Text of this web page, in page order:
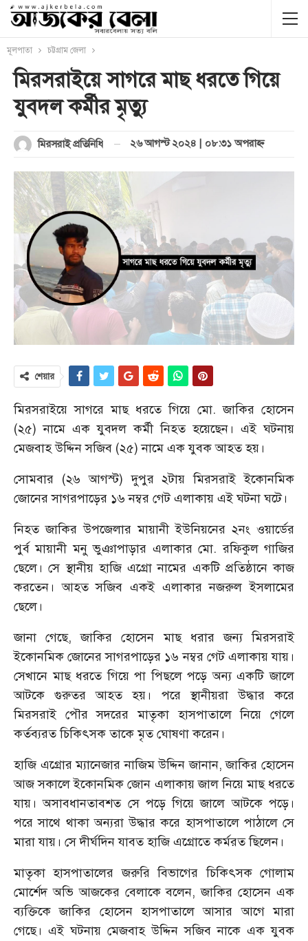
মূলপাতা চট্টগ্রাম জেলা
মিরসরাইয়ে সাগরে মাছ ধরতে গিয়ে
যুবদল কর্মীর মৃত্যু
মিরসরাই প্রতিনিধি ২৬ আগস্ট ২০২৪ | ০৮:৩১ অপরাহ্ণ
শেয়ার
মিরসরাইয়ে সাগরে মাছ ধরতে গিয়ে মো. জাকির হোসেন
(২৫) নামে এক যুবদল কর্মী নিহত হয়েছেন। এই ঘটনায়
মেজবাহ উদ্দিন সজিব (২৫) নামে এক যুবক আহত হয়।
সোমবার (২৬ আগস্ট) দুপুর ২টায় মিরসরাই ইকোনমিক
জোনের সাগরপাড়ের ১৬ নম্বর গেট এলাকায় এই ঘটনা ঘটে।
নিহত জাকির উপজেলার মায়ানী ইউনিয়নের ২নং ওয়ার্ডের
পুর্ব মায়ানী মনু ভুঞাপাড়ার এলাকার মো. রফিকুল গাজির
ছেলে। সে স্থানীয় হাজি এগ্রো নামের একটি প্রতিষ্ঠানে কাজ
করতেন। আহত সজিব একই এলাকার নজরুল ইসলামের
ছেলে।
জানা গেছে, জাকির হোসেন মাছ ধরার জন্য মিরসরাই
ইকোনমিক জোনের সাগরপাড়ের ১৬ নম্বর গেট এলাকায় যায়।
সেখানে মাছ ধরতে গিয়ে পা পিছলে পড়ে অন্য একটি জালে
আটকে গুরুতর আহত হয়। পরে স্থানীয়রা উদ্ধার করে
মিরসরাই পৌর সদরের মাতৃকা হাসপাতালে নিয়ে গেলে
কর্তব্যরত চিকিৎসক তাকে মৃত ঘোষণা করেন।
হাজি এগ্রোর ম্যানেজার নাজিম উদ্দিন জানান, জাকির হোসেন
আজ সকালে ইকোনমিক জোন এলাকায় জাল নিয়ে মাছ ধরতে
যায়। অসাবধানতাবশত সে পড়ে গিয়ে জালে আটকে পড়ে।
পরে সাথে থাকা অন্যরা উদ্ধার করে হাসপাতালে পাঠালে সে
মারা যায়। সে দীর্ঘদিন যাবত হাজি এগ্রোতে কর্মরত ছিলেন।
মাতৃকা হাসপাতালের জরুরি বিভাগের চিকিৎসক গোলাম
মোর্শেদ অভি আজকের বেলাকে বলেন, জাকির হোসেন এক
ব্যক্তিকে জাকির হোসেন হাসপাতালে আসার আগে মারা
গেছে। এই ঘটনায় মেজবাহ উদ্দিন সজিব নাকে এক যুবক